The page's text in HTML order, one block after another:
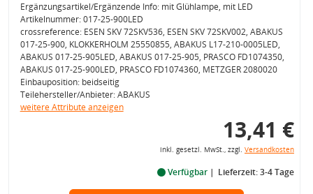
Ergänzungsartikel/Ergänzende Info: mit Glühlampe, mit LED
Artikelnummer: 017-25-900LED
crossreference: ESEN SKV 72SKV536, ESEN SKV 72SKV002, ABAKUS
017-25-900, KLOKKERHOLM 25550855, ABAKUS L17-210-0005LED,
ABAKUS 017-25-905LED, ABAKUS 017-25-905, PRASCO FD1074350,
ABAKUS 017-25-900LED, PRASCO FD1074360, METZGER 2080020
Einbauposition: beidseitig
Teilehersteller/Anbieter: ABAKUS
weitere Attribute anzeigen
13,41 €
inkl. gesetzl. MwSt., zzgl. Versandkosten
Verfügbar Lieferzeit: 3-4 Tage